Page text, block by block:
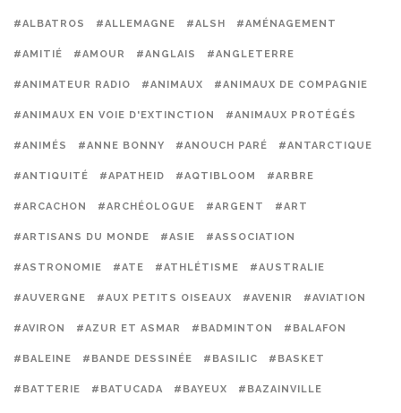
#ALBATROS #ALLEMAGNE #ALSH #AMÉNAGEMENT
#AMITIÉ #AMOUR #ANGLAIS #ANGLETERRE
#ANIMATEUR RADIO #ANIMAUX #ANIMAUX DE COMPAGNIE
#ANIMAUX EN VOIE D'EXTINCTION #ANIMAUX PROTÉGÉS
#ANIMÉS #ANNE BONNY #ANOUCH PARÉ #ANTARCTIQUE
#ANTIQUITÉ #APATHEID #AQTIBLOOM #ARBRE
#ARCACHON #ARCHÉOLOGUE #ARGENT #ART
#ARTISANS DU MONDE #ASIE #ASSOCIATION
#ASTRONOMIE #ATE #ATHLÉTISME #AUSTRALIE
#AUVERGNE #AUX PETITS OISEAUX #AVENIR #AVIATION
#AVIRON #AZUR ET ASMAR #BADMINTON #BALAFON
#BALEINE #BANDE DESSINÉE #BASILIC #BASKET
#BATTERIE #BATUCADA #BAYEUX #BAZAINVILLE